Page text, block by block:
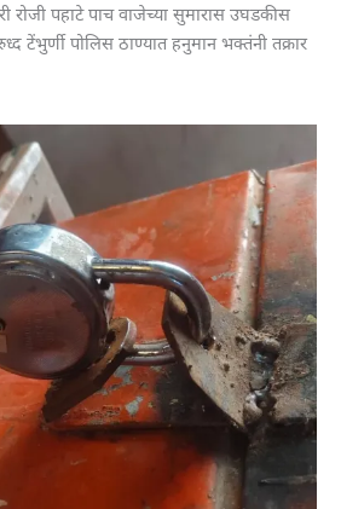
रोजी पहाटे पाच वाजेच्या सुमारास उघडकीस
टेंभुर्णी पोलिस ठाण्यात हनुमान भक्तंनी तक्रार